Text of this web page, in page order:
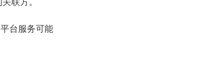
台服务可能